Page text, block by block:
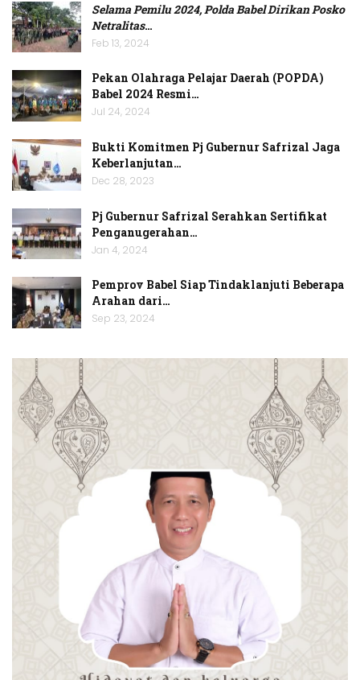
Selama Pemilu 2024, Polda Babel Dirikan Posko
Netralitas…
Feb 13, 2024
Pekan Olahraga Pelajar Daerah (POPDA)
Babel 2024 Resmi…
Jul 24, 2024
Bukti Komitmen Pj Gubernur Safrizal Jaga
Keberlanjutan…
Dec 28, 2023
Pj Gubernur Safrizal Serahkan Sertifikat
Penganugerahan…
Jan 4, 2024
Pemprov Babel Siap Tindaklanjuti Beberapa
Arahan dari…
Sep 23, 2024